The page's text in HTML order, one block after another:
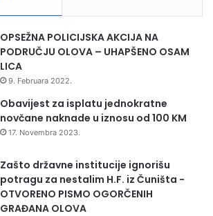
OPSEŽNA POLICIJSKA AKCIJA NA
PODRUČJU OLOVA – UHAPŠENO OSAM
LICA
9. Februara 2022.
Obavijest za isplatu jednokratne
novčane naknade u iznosu od 100 KM
17. Novembra 2023.
Zašto državne institucije ignorišu
potragu za nestalim H.F. iz Čuništa -
OTVORENO PISMO OGORČENIH
GRAĐANA OLOVA